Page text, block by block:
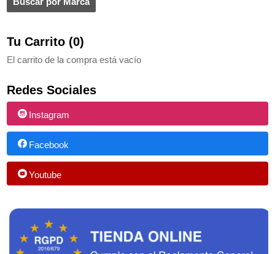
Tu Carrito (0)
El carrito de la compra está vacío
Redes Sociales
Instagram
Facebook
Youtube